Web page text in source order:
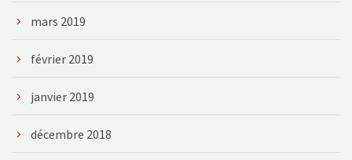
mars 2019
février 2019
janvier 2019
décembre 2018